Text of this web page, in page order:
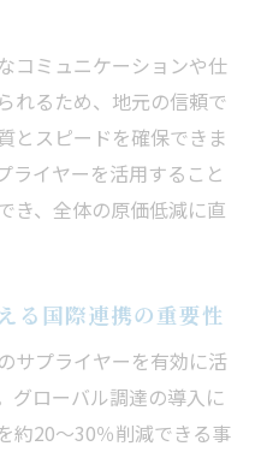
コミュニケーションや仕
れるため、地元の信頼で
とスピードを確保できま
ライヤーを活用すること
き、全体の原価低減に直
る国際連携の重要性
サプライヤーを有効に活
グローバル調達の導入に
約20～30％削減できる事